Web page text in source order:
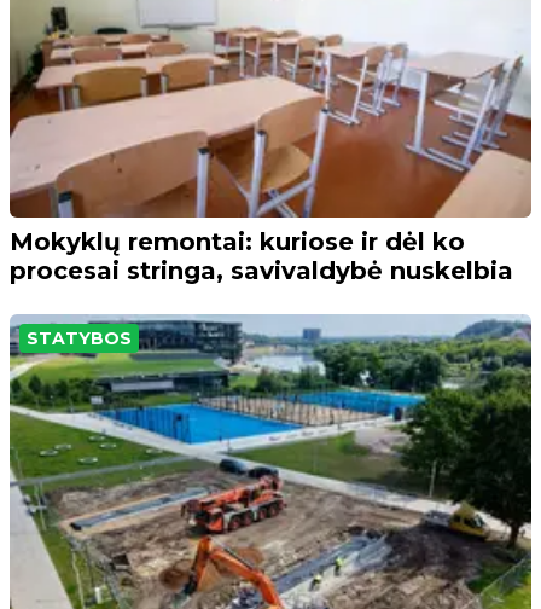
Mokyklų remontai: kuriose ir dėl ko
procesai stringa, savivaldybė nuskelbia
STATYBOS